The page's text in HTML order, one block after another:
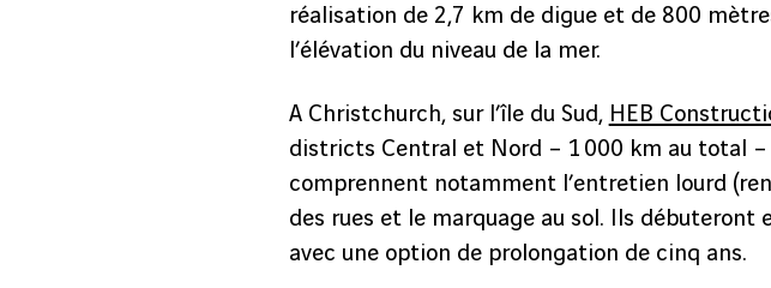
réalisation de 2,7 km de digue et de 800
l’élévation du niveau de la mer.
A Christchurch, sur l’île du Sud, HEB
districts Central et Nord – 1 000 km au total
comprennent notamment l’entretien lourd
des rues et le marquage au sol. Ils
avec une option de prolongation de cinq ans.